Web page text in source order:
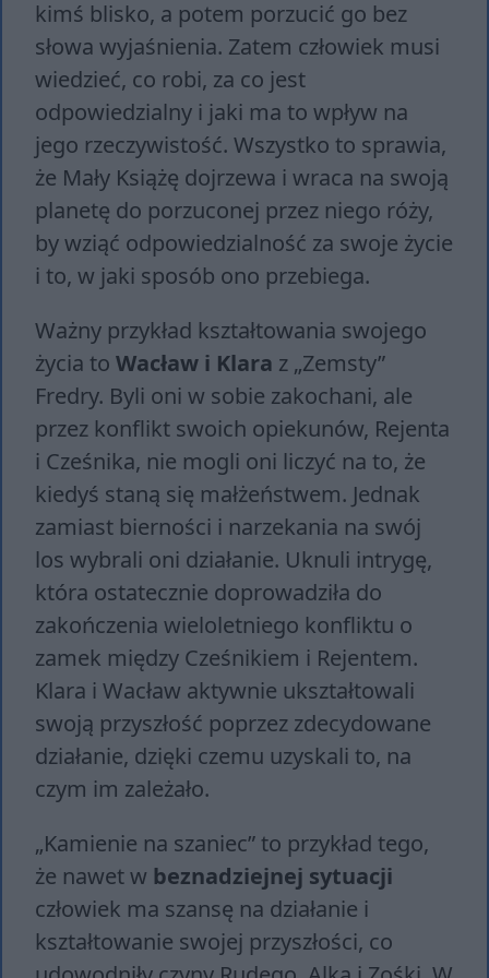
kimś blisko, a potem porzucić go bez
słowa wyjaśnienia. Zatem człowiek musi
wiedzieć, co robi, za co jest
odpowiedzialny i jaki ma to wpływ na
jego rzeczywistość. Wszystko to sprawia,
że Mały Książę dojrzewa i wraca na swoją
planetę do porzuconej przez niego róży,
by wziąć odpowiedzialność za swoje życie
i to, w jaki sposób ono przebiega.
Ważny przykład kształtowania swojego
życia to Wacław i Klara z „Zemsty”
Fredry. Byli oni w sobie zakochani, ale
przez konflikt swoich opiekunów, Rejenta
i Cześnika, nie mogli oni liczyć na to, że
kiedyś staną się małżeństwem. Jednak
zamiast bierności i narzekania na swój
los wybrali oni działanie. Uknuli intrygę,
która ostatecznie doprowadziła do
zakończenia wieloletniego konfliktu o
zamek między Cześnikiem i Rejentem.
Klara i Wacław aktywnie ukształtowali
swoją przyszłość poprzez zdecydowane
działanie, dzięki czemu uzyskali to, na
czym im zależało.
„Kamienie na szaniec” to przykład tego,
że nawet w beznadziejnej sytuacji
człowiek ma szansę na działanie i
kształtowanie swojej przyszłości, co